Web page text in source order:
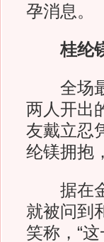
孕消息。
桂纶镁
全场最
两人开出
友戴立忍
纶镁拥抱
据在金
就被问到
笑称，“